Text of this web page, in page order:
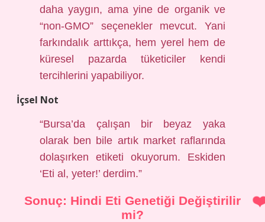
daha yaygın, ama yine de organik ve
“non-GMO” seçenekler mevcut. Yani
farkındalık arttıkça, hem yerel hem de
küresel pazarda tüketiciler kendi
tercihlerini yapabiliyor.
İçsel Not
“Bursa’da çalışan bir beyaz yaka
olarak ben bile artık market raflarında
dolaşırken etiketi okuyorum. Eskiden
‘Eti al, yeter!’ derdim.”
Sonuç: Hindi Eti Genetiği Değiştirilir
mi?